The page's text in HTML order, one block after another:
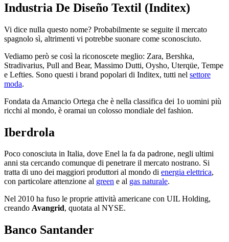
Industria De Diseño Textil (Inditex)
Vi dice nulla questo nome? Probabilmente se seguite il mercato
spagnolo sì, altrimenti vi potrebbe suonare come sconosciuto.
Vediamo però se così la riconoscete meglio: Zara, Bershka,
Stradivarius, Pull and Bear, Massimo Dutti, Oysho, Uterqüe, Tempe
e Lefties. Sono questi i brand popolari di Inditex, tutti nel settore
moda.
Fondata da Amancio Ortega che è nella classifica dei 1o uomini più
ricchi al mondo, è oramai un colosso mondiale del fashion.
Iberdrola
Poco conosciuta in Italia, dove Enel la fa da padrone, negli ultimi
anni sta cercando comunque di penetrare il mercato nostrano. Si
tratta di uno dei maggiori produttori al mondo di energia elettrica,
con particolare attenzione al green e al gas naturale.
Nel 2010 ha fuso le proprie attività americane con UIL Holding,
creando Avangrid, quotata al NYSE.
Banco Santander